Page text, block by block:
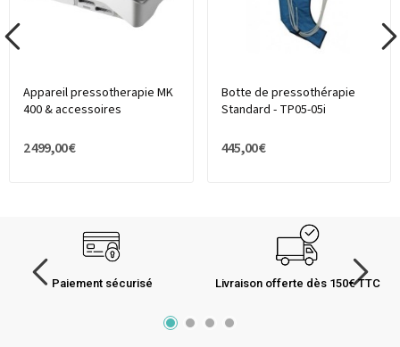
Appareil pressotherapie MK
400 & accessoires
2 499,00 €
Botte de pressothérapie
Standard - TP05-05i
445,00 €
Paiement sécurisé Livraison offerte dès 150€ TTC